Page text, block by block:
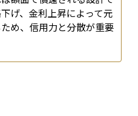
げ、金利上昇によって元
め、信用力と分散が重要